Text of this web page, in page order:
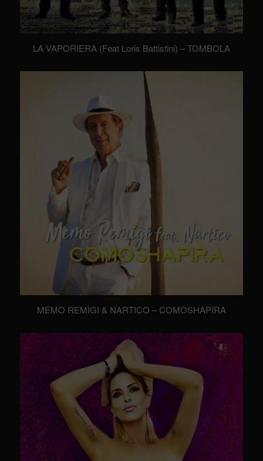
LA VAPORIERA (Feat Loris Battistini) – TOMBOLA
MEMO REMIGI & NARTICO – COMOSHAPIRA